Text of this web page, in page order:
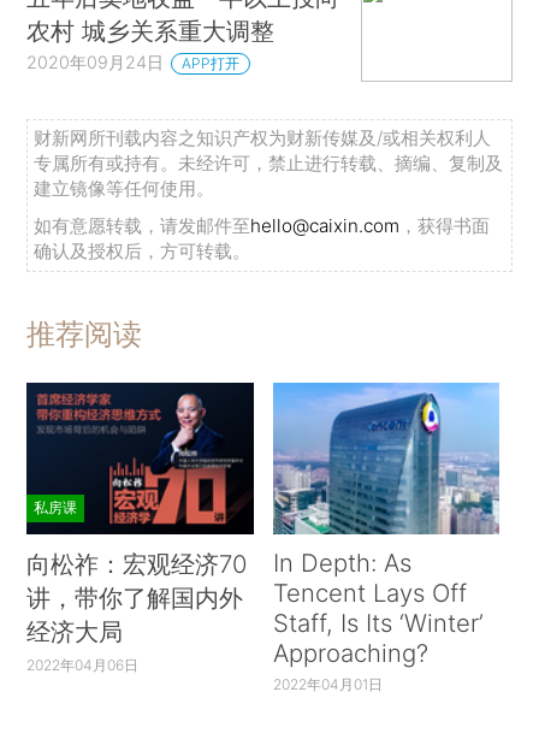
农村 城乡关系重大调整
2020年09月24日 APP打开
财新网所刊载内容之知识产权为财新传媒及/或相关权利人
专属所有或持有。未经许可，禁止进行转载、摘编、复制及
建立镜像等任何使用。
如有意愿转载，请发邮件至hello@caixin.com ，获得书面
确认及授权后，方可转载。
推荐阅读
私房课
向松祚：宏观经济70
讲，带你了解国内外
经济大局
2022年04月06日
In Depth: As
Tencent Lays Off
Staff, Is Its ‘Winter’
Approaching?
2022年04月01日